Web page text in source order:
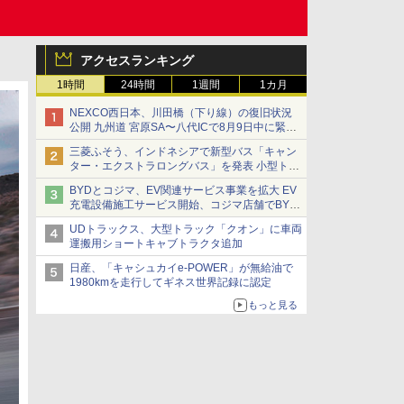
アクセスランキング
1時間 24時間 1週間 1カ月
NEXCO西日本、川田橋（下り線）の復旧状況
公開 九州道 宮原SA〜八代ICで8月9日中に緊急
車両を通行可能に
三菱ふそう、インドネシアで新型バス「キャン
ター・エクストラロングバス」を発表 小型トラ
ックベースの観光・旅客輸送向けバス
BYDとコジマ、EV関連サービス事業を拡大 EV
充電設備施工サービス開始、コジマ店舗でBYD
車の展示・試乗イベントを強化
UDトラックス、大型トラック「クオン」に車両
運搬用ショートキャブトラクタ追加
日産、「キャシュカイe-POWER」が無給油で
1980kmを走行してギネス世界記録に認定
もっと見る